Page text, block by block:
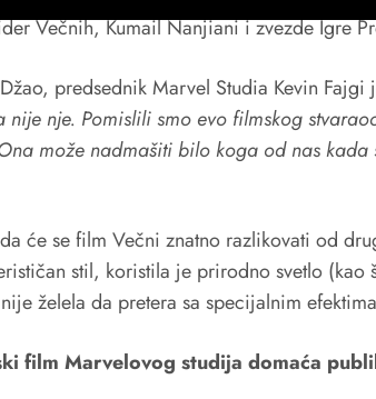
Večnih, Kumail Nanjiani i zvezde Igre
predsednik Marvel Studia Kevin Fajgi
nje. Pomislili smo evo filmskog
može nadmašiti bilo koga od nas
će se film Večni znatno razlikovati od
stil, koristila je prirodno svetlo
želela da pretera sa specijalnim
film Marvelovog studija domaća